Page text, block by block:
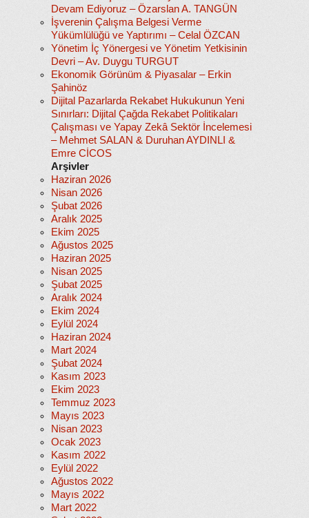
Devam Ediyoruz – Özarslan A. TANGÜN
İşverenin Çalışma Belgesi Verme
Yükümlülüğü ve Yaptırımı – Celal ÖZCAN
Yönetim İç Yönergesi ve Yönetim Yetkisinin
Devri – Av. Duygu TURGUT
Ekonomik Görünüm & Piyasalar – Erkin
Şahinöz
Dijital Pazarlarda Rekabet Hukukunun Yeni
Sınırları: Dijital Çağda Rekabet Politikaları
Çalışması ve Yapay Zekâ Sektör İncelemesi
– Mehmet SALAN & Duruhan AYDINLI &
Emre CİCOS
Arşivler
Haziran 2026
Nisan 2026
Şubat 2026
Aralık 2025
Ekim 2025
Ağustos 2025
Haziran 2025
Nisan 2025
Şubat 2025
Aralık 2024
Ekim 2024
Eylül 2024
Haziran 2024
Mart 2024
Şubat 2024
Kasım 2023
Ekim 2023
Temmuz 2023
Mayıs 2023
Nisan 2023
Ocak 2023
Kasım 2022
Eylül 2022
Ağustos 2022
Mayıs 2022
Mart 2022